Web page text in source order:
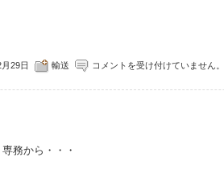
29日 輸送 コメントを受け付けていません。
務から・・・